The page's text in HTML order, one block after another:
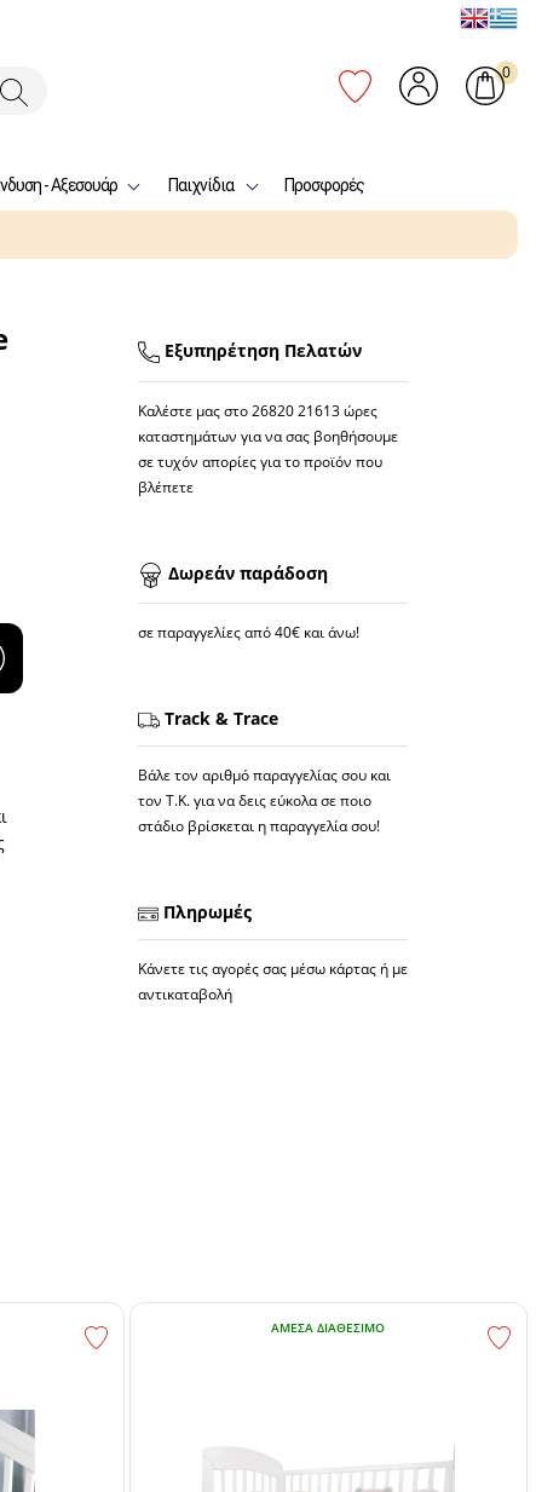
0
- Αξεσουάρ Παιχνίδια Προσφορές
Εξυπηρέτηση Πελατών
Καλέστε μας στο26820 21613ώρες
καταστημάτων για να σας βοηθήσουμε
σε τυχόν απορίες για το προϊόν που
βλέπετε
Δωρεάν παράδοση
σε παραγγελίες από 40€ και άνω!
Track & Trace
Βάλε τον αριθμό παραγγελίας σου και
τον Τ.Κ. για να δεις εύκολα σε ποιο
στάδιο βρίσκεται η παραγγελία σου!
Πληρωμές
Κάνετε τις αγορές σας μέσω κάρτας ή με
αντικαταβολή
ΆΜΕΣΑ ΔΙΑΘΈΣΙΜΟ